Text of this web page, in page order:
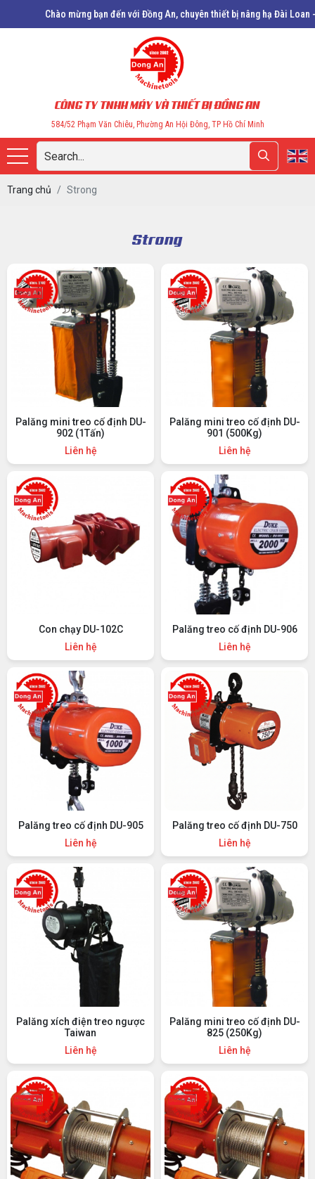
Chào mừng bạn đến với Đồng An, chuyên thiết bị nâng hạ Đài Loan - Trung
CÔNG TY TNHH MÁY VÀ THIẾT BỊ ĐỒNG AN
584/52 Phạm Văn Chiêu, Phường An Hội Đông, TP Hồ Chí Minh
Trang chủ Strong
Strong
Palăng mini treo cố định DU-
902 (1Tấn)
Liên hệ
Palăng mini treo cố định DU-
901 (500Kg)
Liên hệ
Con chạy DU-102C
Liên hệ
Palăng treo cố định DU-906
Liên hệ
Palăng treo cố định DU-905
Liên hệ
Palăng treo cố định DU-750
Liên hệ
Palăng xích điện treo ngược
Taiwan
Liên hệ
Palăng mini treo cố định DU-
825 (250Kg)
Liên hệ